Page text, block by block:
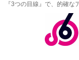
『3つの目線』で、的確な